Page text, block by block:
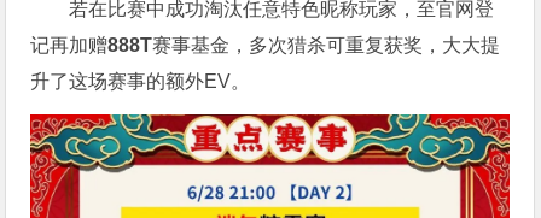
若在比赛中成功淘汰任意特色昵称玩家，至官网登
记再加赠888T赛事基金，多次猎杀可重复获奖，大大提
升了这场赛事的额外EV。